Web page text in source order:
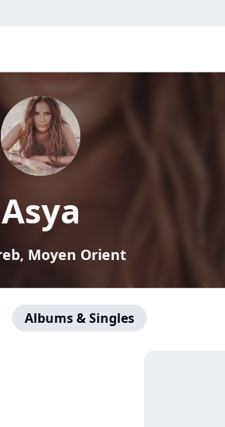
Asya
Moyen Orient
Albums & Singles